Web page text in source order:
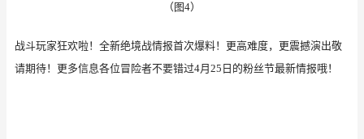
（图4）
战斗玩家狂欢啦！全新绝境战情报首次爆料！更高难度，更震撼演出敬
请期待！更多信息各位冒险者不要错过4月25日的粉丝节最新情报哦！